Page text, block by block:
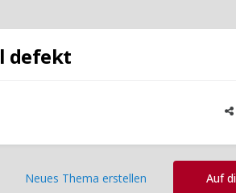
defekt
Auf
Neues Thema erstellen